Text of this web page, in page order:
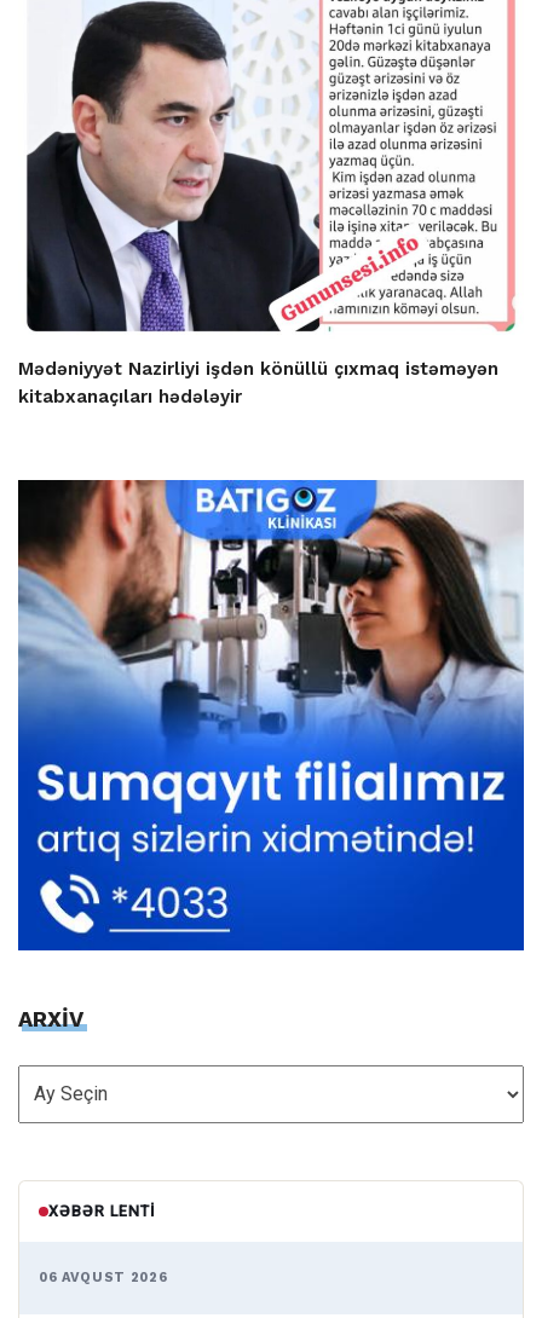
Mədəniyyət Nazirliyi işdən könüllü çıxmaq istəməyən
kitabxanaçıları hədələyir
ARXİV
ARXİV
XƏBƏR LENTI
06 AVQUST 2026